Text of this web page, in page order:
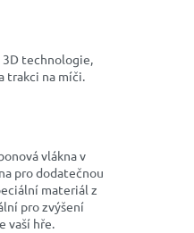
technologie,
trakci na míči.
vlákna v
pro dodatečnou
materiál z
pro zvýšení
vaší hře.